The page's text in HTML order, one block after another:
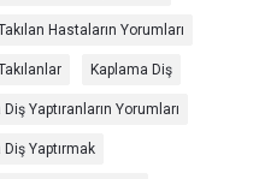
Hastaların Yorumları
Kaplama Diş
Yaptıranların Yorumları
Diş Yaptırmak